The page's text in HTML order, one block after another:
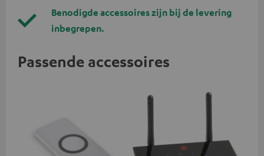
Benodigde accessoires zijn bij de levering
inbegrepen.
Passende accessoires